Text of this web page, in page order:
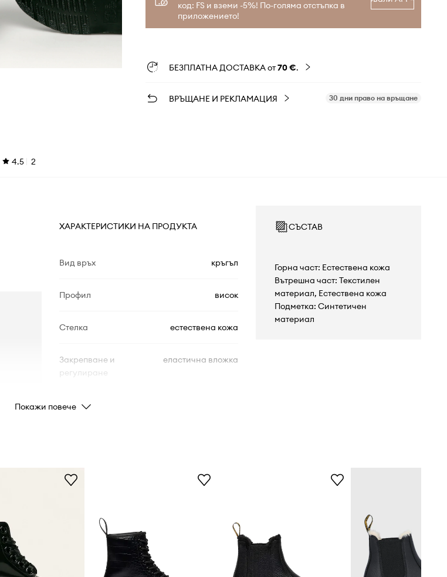
код: FS и вземи -5%! По-голяма отстъпка в
приложението!
БЕЗПЛАТНА ДОСТАВКА от70 €.
ВРЪЩАНЕ И РЕКЛАМАЦИЯ 30 дни право на връщане
4.5 2
ХАРАКТЕРИСТИКИ НА ПРОДУКТА
Вид връх кръгъл
Профил висок
Стелка естествена кожа
Закрепване и
регулиране
еластична вложка
Вид подметка
ДЕТАЙЛИ ЗА ПРОДУКТА
производителя
DM25685001
BLACK
СЪСТАВ
Горна част: Естествена кожа
Вътрешна част: Текстилен
материал, Естествена кожа
Подметка: Синтетичен
материал
Покажи повече